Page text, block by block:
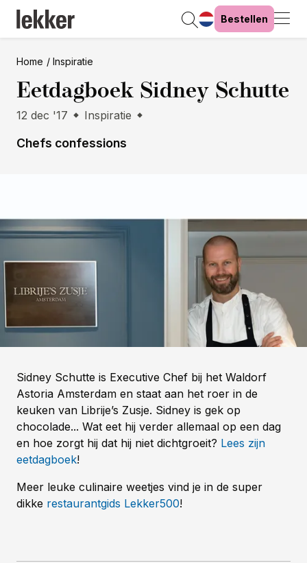
Bestellen
Home Inspiratie
Eetdagboek Sidney Schutte
12 dec '17 Inspiratie
Chefs confessions
Sidney Schutte is Executive Chef bij het Waldorf
Astoria Amsterdam en staat aan het roer in de
keuken van Librije’s Zusje. Sidney is gek op
chocolade... Wat eet hij verder allemaal op een dag
en hoe zorgt hij dat hij niet dichtgroeit? Lees zijn
eetdagboek!
Meer leuke culinaire weetjes vind je in de super
dikke restaurantgids Lekker500!